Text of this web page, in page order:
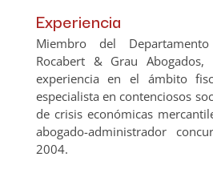
Experiencia
Miembro del
Rocabert & Grau
experiencia en el ámbito
especialista en contenciosos
de crisis económicas
abogado-administrador
2004.